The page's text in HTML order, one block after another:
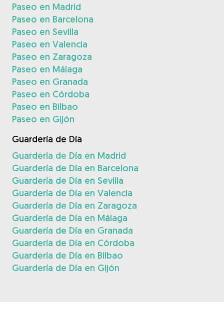
Paseo en Madrid
Paseo en Barcelona
Paseo en Sevilla
Paseo en Valencia
Paseo en Zaragoza
Paseo en Málaga
Paseo en Granada
Paseo en Córdoba
Paseo en Bilbao
Paseo en Gijón
Guardería de Día
Guardería de Día en Madrid
Guardería de Día en Barcelona
Guardería de Día en Sevilla
Guardería de Día en Valencia
Guardería de Día en Zaragoza
Guardería de Día en Málaga
Guardería de Día en Granada
Guardería de Día en Córdoba
Guardería de Día en Bilbao
Guardería de Día en Gijón